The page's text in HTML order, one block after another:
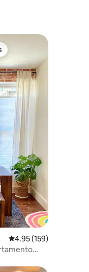
Calificación promedio:
4.95 (159)